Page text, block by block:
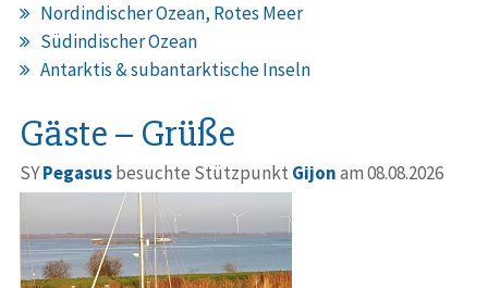
Nordindischer Ozean, Rotes Meer
Südindischer Ozean
Antarktis & subantarktische Inseln
Gäste – Grüße
SYPegasusbesuchte Stützpunkt Gijonam 08.08.2026